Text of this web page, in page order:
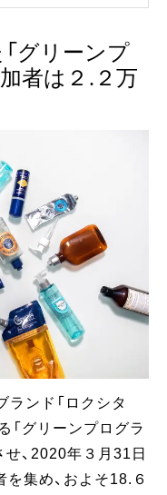
グリーンプ
者は２.２万
ンド「ロクシタ
「グリーンプログラ
、2020年３月31日
集め、およそ18.６